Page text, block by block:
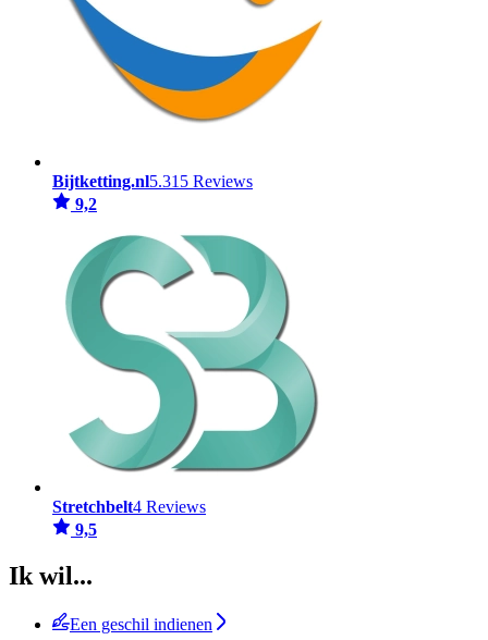
Bijtketting.nl5.315 Reviews
9,2
Stretchbelt4 Reviews
9,5
Ik wil...
Een geschil indienen